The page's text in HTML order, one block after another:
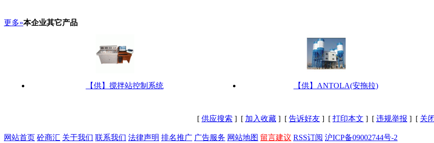
更多»本企业其它产品
【供】搅拌站控制系统 【供】ANTOLA(安拖拉)
[ 供应搜索 ] [ 加入收藏 ] [ 告诉好友 ] [ 打印本文 ] [ 违规举报 ] [ 关
网站首页 砼商汇 关于我们 联系我们 法律声明 排名推广 广告服务 网站地图 留言建议 RSS订阅 沪ICP备09002744号-2